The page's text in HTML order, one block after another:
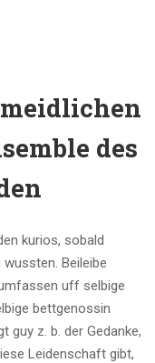
des
kurios, sobald
Beileibe
uff selbige
bettgenossin
guy z. b. der Gedanke,
Leidenschaft gibt,